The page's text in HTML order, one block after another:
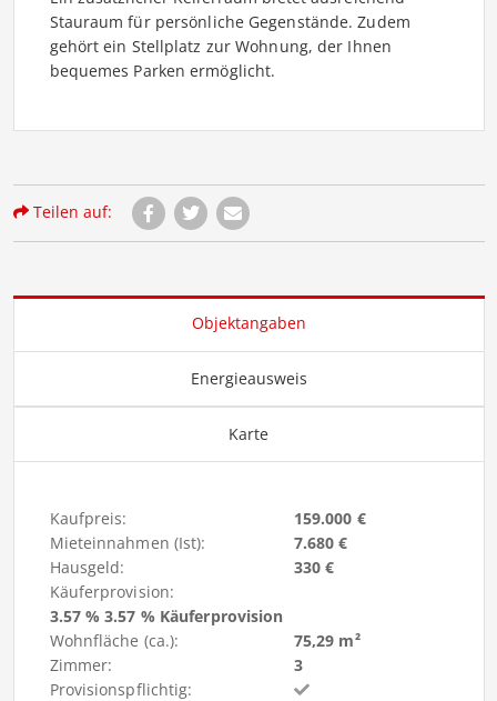
Stauraum für persönliche Gegenstände. Zudem
gehört ein Stellplatz zur Wohnung, der Ihnen
bequemes Parken ermöglicht.
Teilen auf:
Objektangaben
Energieausweis
Karte
Kaufpreis:
159.000 €
Mieteinnahmen (Ist):
7.680 €
Hausgeld:
330 €
Käuferprovision:
3.57 % 3.57 % Käuferprovision
Wohnfläche (ca.):
75,29 m²
Zimmer:
3
Provisionspflichtig: